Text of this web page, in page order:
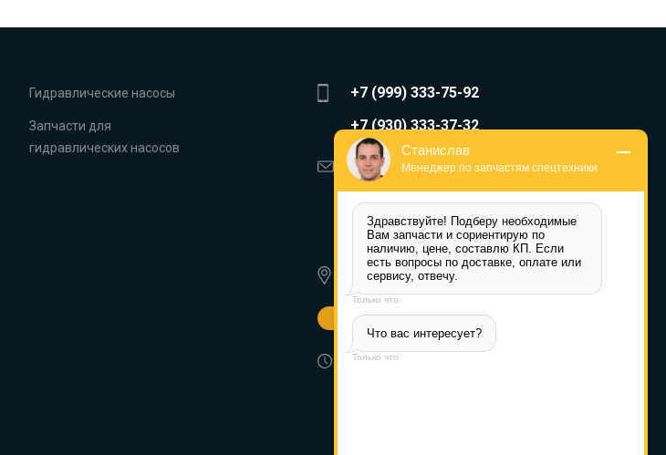
Гидравлические насосы
Запчасти для
гидравлических насосов
+7 (999) 333-75-92
+7 (930) 333-37-32
zakaz@reduktor40.ru
reductor-40@mail.ru
reduktora40@mail.ru
350072, г. Краснодар,
Ростовское шоссе д. 22А
Другие города
Пн-Пт: 8:30-17:30 (МСК) Сб-Вс:
Станислав
Менеджер по запчастям спецтехники
Здравствуйте! Подберу необходимые
Вам запчасти и сориентирую по
наличию, цене, составлю КП. Если
есть вопросы по доставке, оплате или
сервису, отвечу.
Только что
Что вас интересует?
Только что